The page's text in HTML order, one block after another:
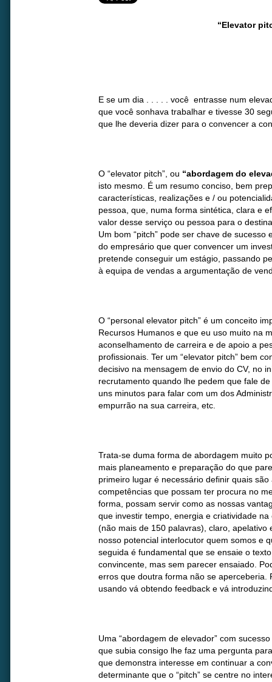
“Elevator
E se um dia . . . . . você entrasse num
que você sonhava trabalhar e tivesse 30
que lhe deveria dizer para o convencer a
O “elevator pitch”, ou “abordagem do
isto mesmo. É um resumo conciso, bem
características, realizações e / ou
pessoa, que, numa forma sintética, clara e
valor desse serviço ou pessoa para o
Um bom “pitch” pode ser chave de
do empresário que quer convencer um
pretende conseguir um estágio, passando
à equipa de vendas a argumentação de
O “personal elevator pitch” é um conceito
Recursos Humanos e que eu uso muito na
aconselhamento de carreira e de apoio a
profissionais. Ter um “elevator pitch” bem
decisivo na mensagem de envio do CV, no
recrutamento quando lhe pedem que fale
uns minutos para falar com um dos
empurrão na sua carreira, etc.
Trata-se duma forma de abordagem muito
mais planeamento e preparação do que
primeiro lugar é necessário definir quais
competências que possam ter procura no
forma, possam servir como as nossas
que investir tempo, energia e criatividade
(não mais de 150 palavras), claro, apelativo
nosso potencial interlocutor quem somos e
seguida é fundamental que se ensaie o
convincente, mas sem parecer ensaiado.
erros que doutra forma não se aperceberia.
usando vá obtendo feedback e vá
Uma “abordagem de elevador” com
que subia consigo lhe faz uma pergunta
que demonstra interesse em continuar a
determinante que o “pitch” se centre no